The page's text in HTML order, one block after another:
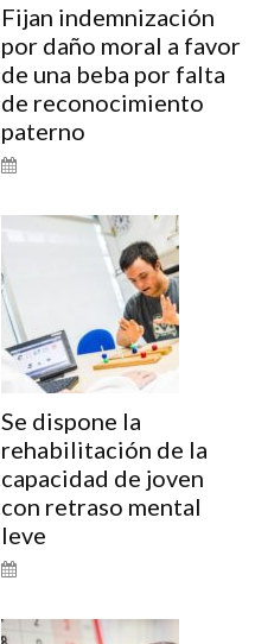
Fijan indemnización
por daño moral a favor
de una beba por falta
de reconocimiento
paterno
Se dispone la
rehabilitación de la
capacidad de joven
con retraso mental
leve